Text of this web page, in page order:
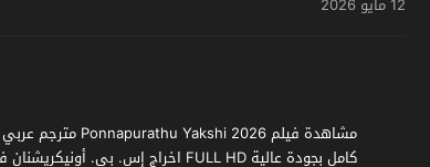
كامل بجودة عالية FULL HD اخراج إس. بي. أونيكريشنان فقط وحصرياً على موقع فشار الجديد